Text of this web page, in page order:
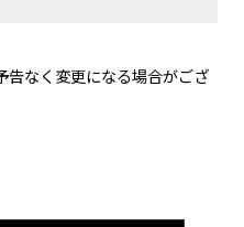
なく変更になる場合がござ